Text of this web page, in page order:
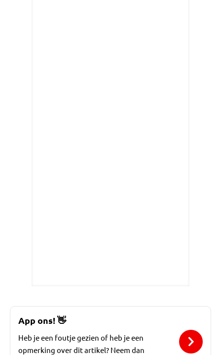
App ons!👋
Heb je een foutje gezien of heb je een
opmerking over dit artikel? Neem dan